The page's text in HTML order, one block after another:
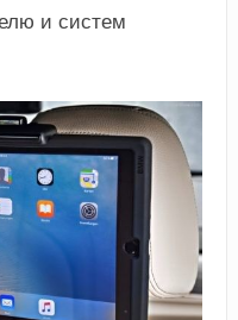
и систем